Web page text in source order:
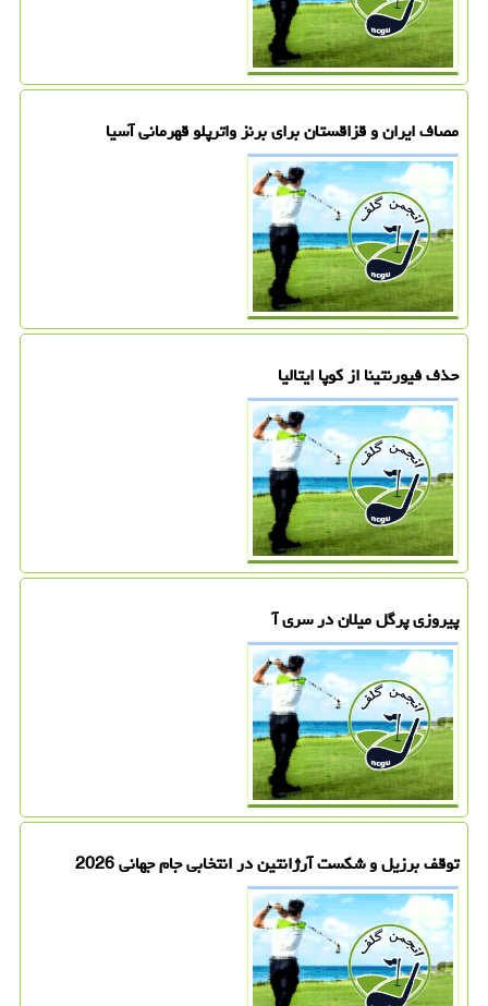
مصاف ایران و قزاقستان برای برنز واترپلو قهرمانی آسیا
حذف فیورنتینا از کوپا ایتالیا
پیروزی پرگل میلان در سری آ
توقف برزیل و شکست آرژانتین در انتخابی جام جهانی 2026